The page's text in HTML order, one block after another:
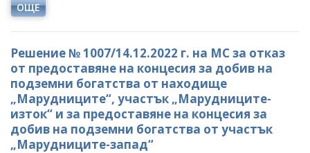
ОЩЕ
Решение № 1007/14.12.2022 г. на МС за отказ
от предоставяне на концесия за добив на
подземни богатства от находище
„Марудниците“, участък „Марудниците-
изток“ и за предоставяне на концесия за
добив на подземни богатства от участък
„Марудниците-запад“